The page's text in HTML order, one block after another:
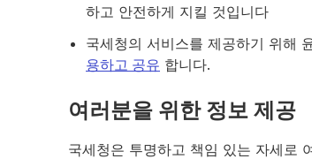
하고 안전하게 지킬 것입니다
국세청의 서비스를 제공하기 위해
용하고 공유 합니다.
여러분을 위한 정보 제공
국세청은 투명하고 책임 있는 자세로